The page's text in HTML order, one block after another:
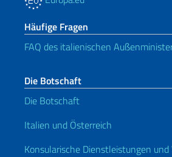
Häufige Fragen
FAQ des italienischen
Die Botschaft
Die Botschaft
Italien und Österreich
Konsularische Dienstleistungen und